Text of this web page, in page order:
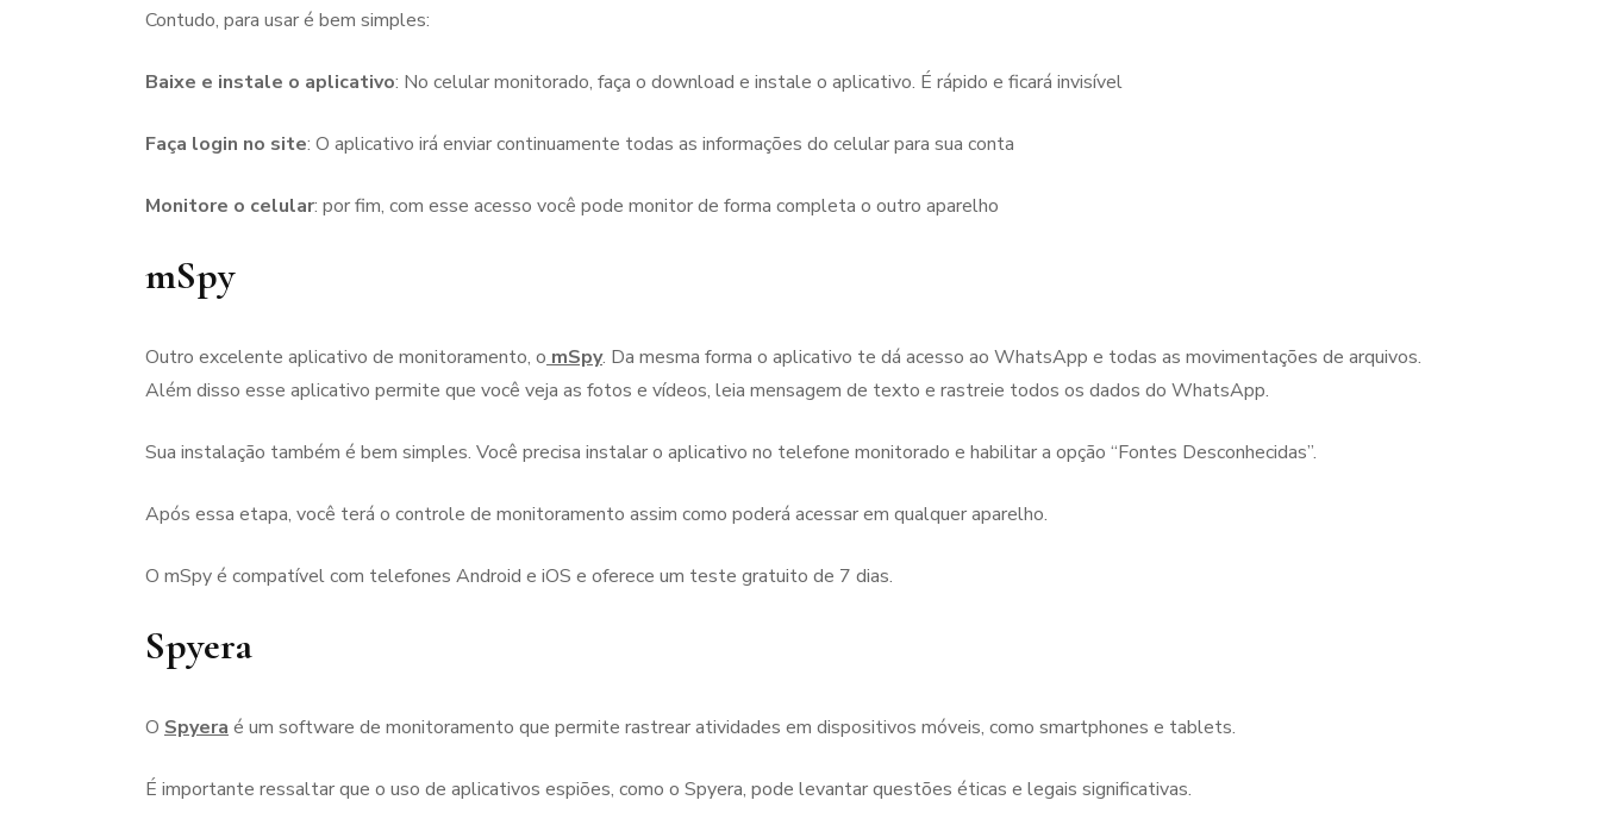
Contudo, para usar é bem simples:
Baixe e instale o aplicativo: No celular monitorado, faça o download e instale o aplicativo. É rápido e ficará invisível
Faça login no site: O aplicativo irá enviar continuamente todas as informações do celular para sua conta
Monitore o celular: por fim, com esse acesso você pode monitor de forma completa o outro aparelho
mSpy
Outro excelente aplicativo de monitoramento, o mSpy. Da mesma forma o aplicativo te dá acesso ao WhatsApp e todas as movimentações de arquivos.
Além disso esse aplicativo permite que você veja as fotos e vídeos, leia mensagem de texto e rastreie todos os dados do WhatsApp.
Sua instalação também é bem simples. Você precisa instalar o aplicativo no telefone monitorado e habilitar a opção “Fontes Desconhecidas”.
Após essa etapa, você terá o controle de monitoramento assim como poderá acessar em qualquer aparelho.
O mSpy é compatível com telefones Android e iOS e oferece um teste gratuito de 7 dias.
Spyera
O Spyera é um software de monitoramento que permite rastrear atividades em dispositivos móveis, como smartphones e tablets.
É importante ressaltar que o uso de aplicativos espiões, como o Spyera, pode levantar questões éticas e legais significativas.